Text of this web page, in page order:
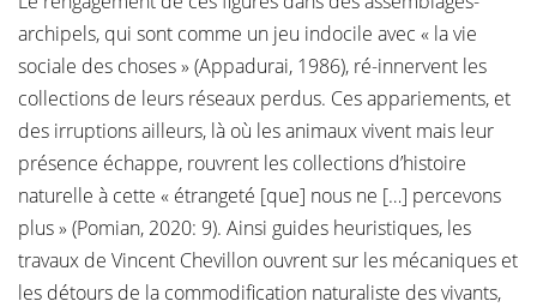
archipels, qui sont comme un jeu indocile avec « la vie
sociale des choses » (Appadurai, 1986), ré-innervent les
collections de leurs réseaux perdus. Ces appariements, et
des irruptions ailleurs, là où les animaux vivent mais leur
présence échappe, rouvrent les collections d’histoire
naturelle à cette « étrangeté [que] nous ne […] percevons
plus » (Pomian, 2020: 9). Ainsi guides heuristiques, les
travaux de Vincent Chevillon ouvrent sur les mécaniques et
les détours de la commodification naturaliste des vivants,